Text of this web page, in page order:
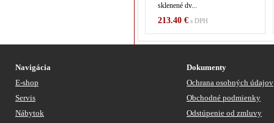
sklenené dv...
213.40 €s DPH
Navigácia
E-shop
Servis
Nábytok
Dokumenty
Ochrana osobných údajov
Obchodné podmienky
Odstúpenie od zmluvy